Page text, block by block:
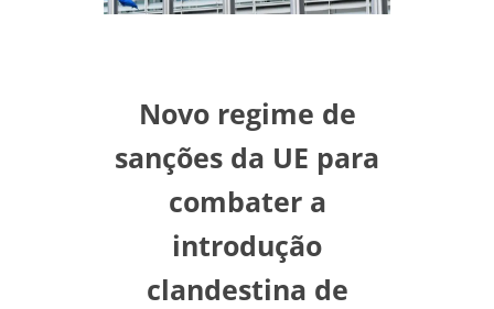
Novo regime de
sanções da UE para
combater a
introdução
clandestina de